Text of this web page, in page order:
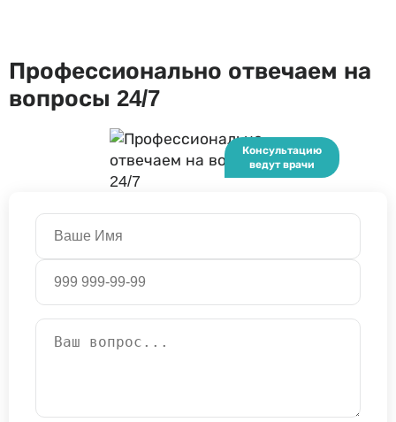
Профессионально отвечаем на
вопросы 24/7